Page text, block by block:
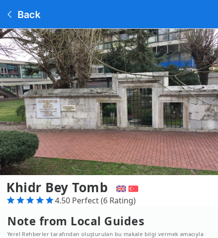
Back
Khidr Bey Tomb
4.50 Perfect (6 Rating)
Note from Local Guides
Yerel Rehberler tarafından oluşturulan bu makale bilgi vermek amacıyla